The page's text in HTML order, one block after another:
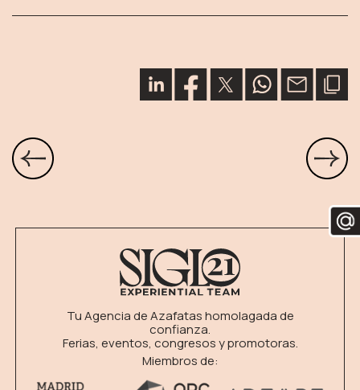
Tu Agencia de Azafatas homolagada de
confianza.
Ferias, eventos, congresos y promotoras.
Miembros de: